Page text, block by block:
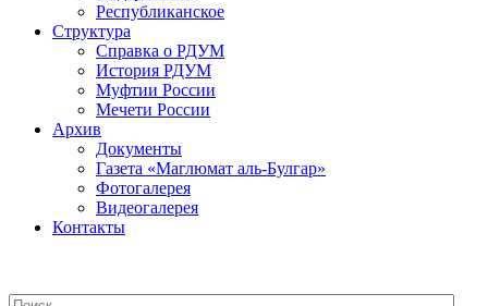
Республиканское
Структура
Справка о РДУМ
История РДУМ
Муфтии России
Мечети России
Архив
Документы
Газета «Маглюмат аль-Булгар»
Фотогалерея
Видеогалерея
Контакты